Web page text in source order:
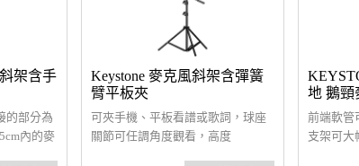
架含手
的部分為
內的麥
Keystone 麥克風斜架含彈簧
臂平板夾
可夾手機、平板看譜或歌詞，球座
關節可任調角度觀看，高度
地 鵝頸
前端軟管
支架可大